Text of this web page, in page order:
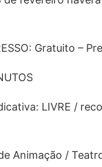
Gratuito –
LIVRE /
Animação /